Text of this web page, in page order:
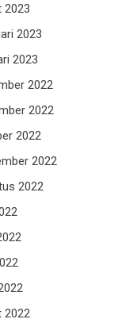
2023
2023
2023
2022
2022
2022
2022
2022
2022